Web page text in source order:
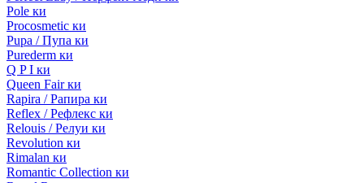
Pole ки
Procosmetic ки
Pupa / Пупа ки
Purederm ки
Q P I ки
Queen Fair ки
Rapira / Рапира ки
Reflex / Рефлекс ки
Relouis / Релуи ки
Revolution ки
Rimalan ки
Romantic Collection ки